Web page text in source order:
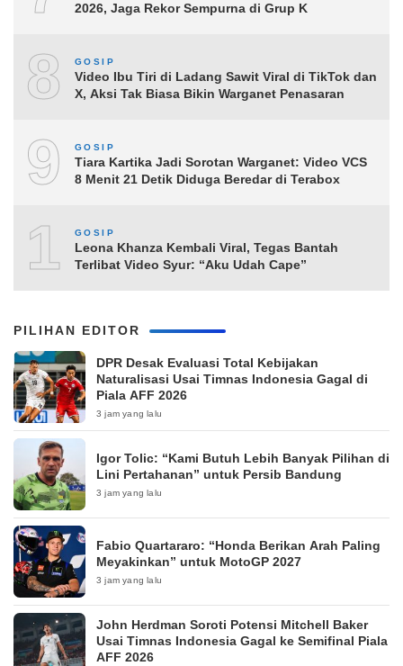
2026, Jaga Rekor Sempurna di Grup K
8 GOSIP
Video Ibu Tiri di Ladang Sawit Viral di TikTok dan
X, Aksi Tak Biasa Bikin Warganet Penasaran
9 GOSIP
Tiara Kartika Jadi Sorotan Warganet: Video VCS
8 Menit 21 Detik Diduga Beredar di Terabox
10
GOSIP
Leona Khanza Kembali Viral, Tegas Bantah
Terlibat Video Syur: “Aku Udah Cape”
PILIHAN EDITOR
DPR Desak Evaluasi Total Kebijakan
Naturalisasi Usai Timnas Indonesia Gagal di
Piala AFF 2026
3 jam yang lalu
Igor Tolic: “Kami Butuh Lebih Banyak Pilihan di
Lini Pertahanan” untuk Persib Bandung
3 jam yang lalu
Fabio Quartararo: “Honda Berikan Arah Paling
Meyakinkan” untuk MotoGP 2027
3 jam yang lalu
John Herdman Soroti Potensi Mitchell Baker
Usai Timnas Indonesia Gagal ke Semifinal Piala
AFF 2026